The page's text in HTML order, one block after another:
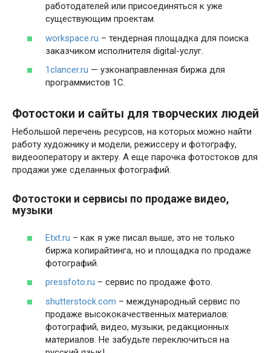
работодателей или присоединяться к уже
существующим проектам.
workspace.ru – тендерная площадка для поиска
заказчиком исполнителя digital-услуг.
1clancer.ru — узконаправленная биржа для
программистов 1C.
Фотостоки и сайты для творческих людей
Небольшой перечень ресурсов, на которых можно найти
работу художнику и модели, режиссеру и фотографу,
видеооператору и актеру. А еще парочка фотостоков для
продажи уже сделанных фотографий.
Фотостоки и сервисы по продаже видео,
музыки
Etxt.ru – как я уже писал выше, это не только
биржа копирайтинга, но и площадка по продаже
фотографий.
pressfoto.ru – сервис по продаже фото.
shutterstock.com – международный сервис по
продаже высококачественных материалов:
фотографий, видео, музыки, редакционных
материалов. Не забудьте переключиться на